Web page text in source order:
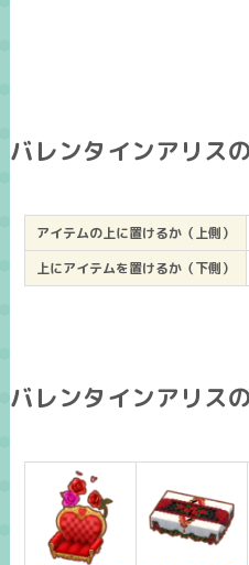
バレンタインアリス
アイテムの上に置けるか（上側）
上にアイテムを置けるか（下側）
バレンタインアリス